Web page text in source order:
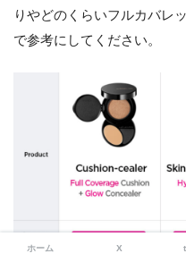
りやどのくらいフルカバレ
で参考にしてください。
ホーム X